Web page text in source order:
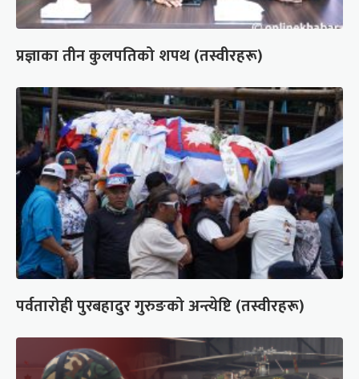
प्रज्ञाका तीन कुलपतिको शपथ (तस्वीरहरू)
पर्वतारोही पुरबहादुर गुरुङको अन्त्येष्टि (तस्वीरहरू)